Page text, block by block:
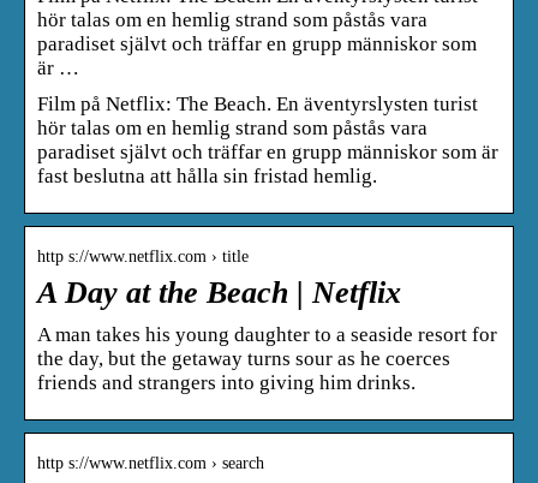
hör talas om en hemlig strand som påstås vara
paradiset självt och träffar en grupp människor som
är …
Film på Netflix: The Beach. En äventyrslysten turist
hör talas om en hemlig strand som påstås vara
paradiset självt och träffar en grupp människor som är
fast beslutna att hålla sin fristad hemlig.
http s://www.netflix.com › title
A Day at the Beach | Netflix
A man takes his young daughter to a seaside resort for
the day, but the getaway turns sour as he coerces
friends and strangers into giving him drinks.
http s://www.netflix.com › search